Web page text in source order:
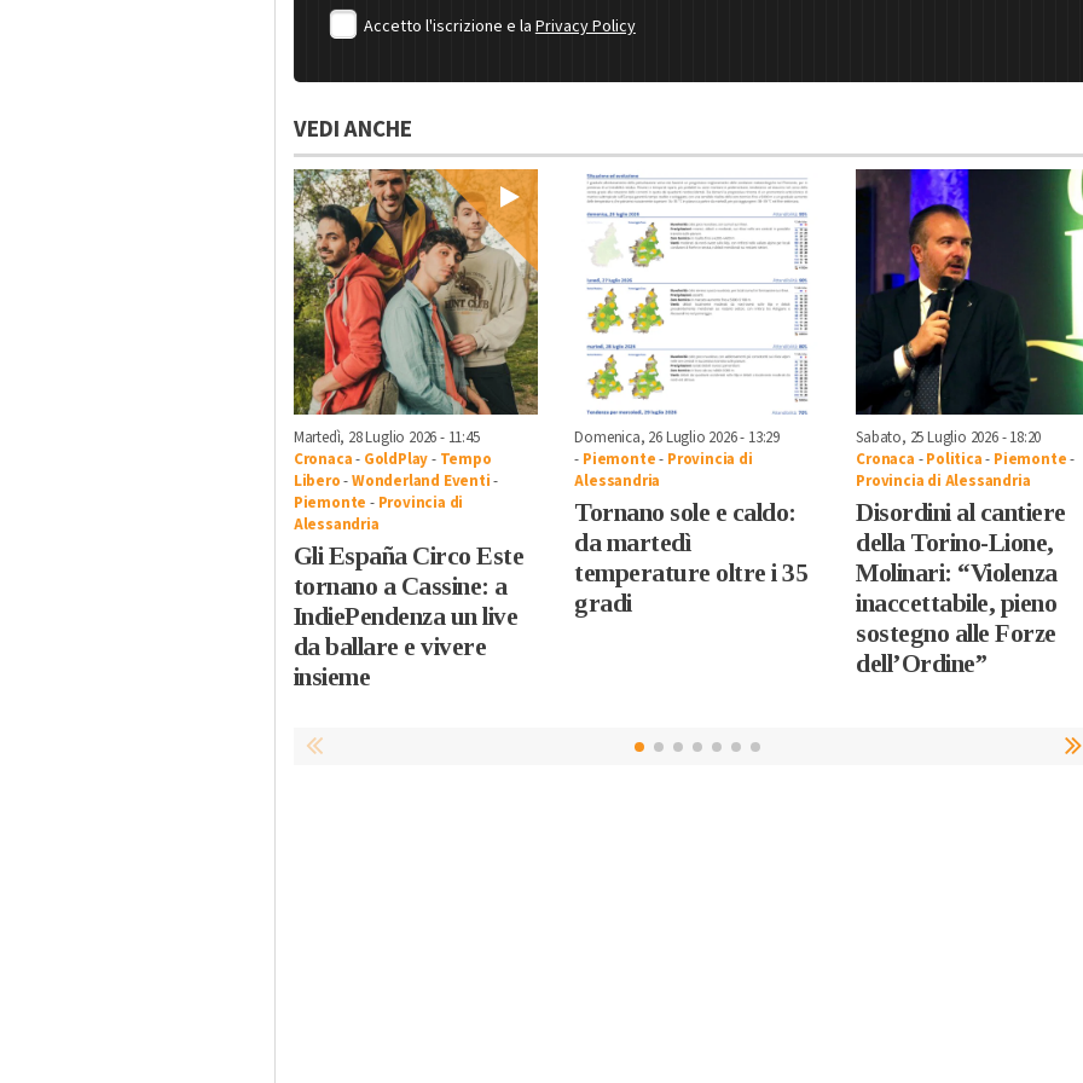
Accetto l'iscrizione e laPrivacy Policy
VEDI ANCHE
Martedì, 28 Luglio 2026 - 11:45
Cronaca- GoldPlay- Tempo
Libero-Wonderland Eventi-
Piemonte - Provincia di
Alessandria
Gli España Circo Este
tornano a Cassine: a
IndiePendenza un live
da ballare e vivere
insieme
Domenica, 26 Luglio 2026 - 13:29
- Piemonte- Provincia di
Alessandria
Tornano sole e caldo:
da martedì
temperature oltre i 35
gradi
Sabato, 25 Luglio 2026 - 18:20
Cronaca -Politica- Piemonte-
Provincia di Alessandria
Disordini al cantiere
della Torino-Lione,
Molinari: “Violenza
inaccettabile, pieno
sostegno alle Forze
dell’Ordine”